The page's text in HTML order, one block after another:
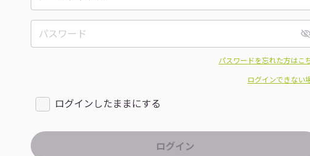
パスワードを忘れた方はこ
ログインできない
ログインしたままにする